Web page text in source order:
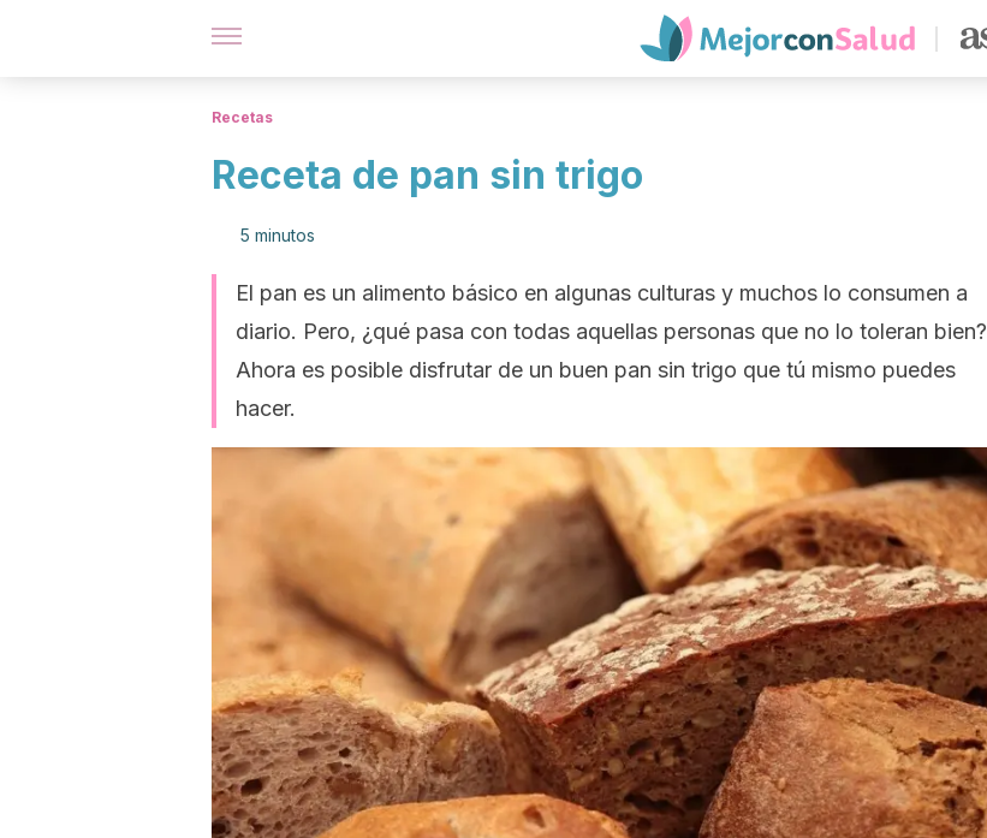
Recetas
Receta de pan sin trigo
5 minutos
El pan es un alimento básico en algunas culturas y muchos lo consumen a
diario. Pero, ¿qué pasa con todas aquellas personas que no lo toleran bien?
Ahora es posible disfrutar de un buen pan sin trigo que tú mismo puedes
hacer.